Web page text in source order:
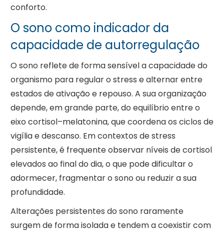
conforto.
O sono como indicador da
capacidade de autorregulação
O sono reflete de forma sensível a capacidade do
organismo para regular o stress e alternar entre
estados de ativação e repouso. A sua organização
depende, em grande parte, do equilíbrio entre o
eixo cortisol–melatonina, que coordena os ciclos de
vigília e descanso. Em contextos de stress
persistente, é frequente observar níveis de cortisol
elevados ao final do dia, o que pode dificultar o
adormecer, fragmentar o sono ou reduzir a sua
profundidade.
Alterações persistentes do sono raramente
surgem de forma isolada e tendem a coexistir com